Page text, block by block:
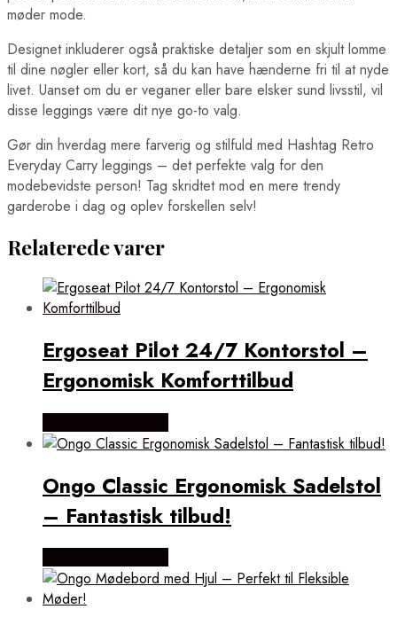
møder mode.
Designet inkluderer også praktiske detaljer som en skjult lomme
til dine nøgler eller kort, så du kan have hænderne fri til at nyde
livet. Uanset om du er veganer eller bare elsker sund livsstil, vil
disse leggings være dit nye go-to valg.
Gør din hverdag mere farverig og stilfuld med Hashtag Retro
Everyday Carry leggings – det perfekte valg for den
modebevidste person! Tag skridtet mod en mere trendy
garderobe i dag og oplev forskellen selv!
Relaterede varer
Ergoseat Pilot 24/7 Kontorstol –
Ergonomisk Komforttilbud
Ongo Classic Ergonomisk Sadelstol
– Fantastisk tilbud!